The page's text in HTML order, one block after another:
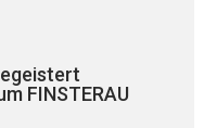
FINSTERAU